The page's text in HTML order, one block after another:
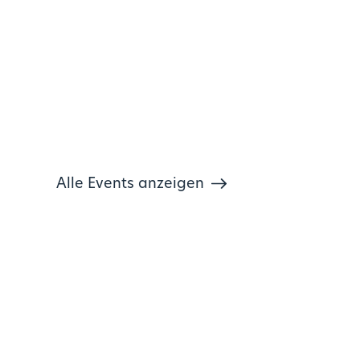
Alle Events anzeigen